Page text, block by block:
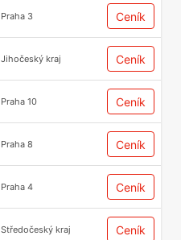
Praha 3 Ceník
Jihočeský kraj Ceník
Praha 10 Ceník
Praha 8 Ceník
Praha 4 Ceník
Středočeský kraj Ceník